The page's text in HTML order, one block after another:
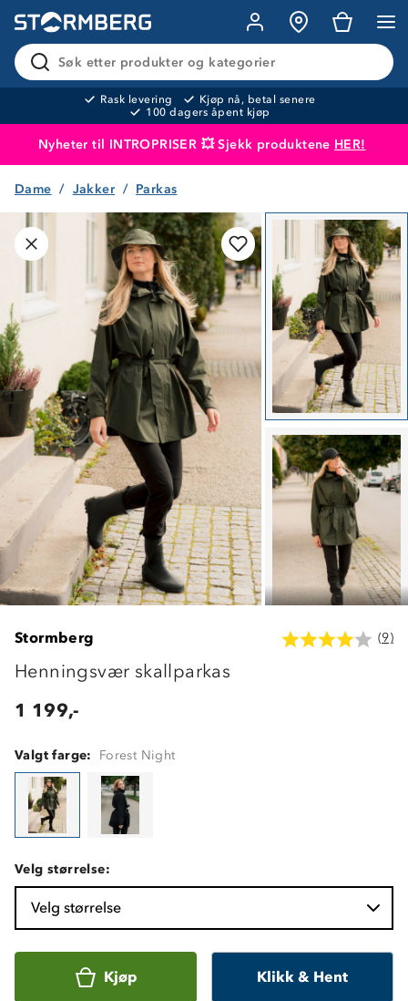
Søk etter produkter og kategorier
Rask levering
Kjøp nå, betal senere
100 dagers åpent kjøp
Nyheter til INTROPRISER 💥 Sjekk produktene HER!
Produktet er lagt i handlekurven
Dame Jakker Parkas
Stormberg (9)
Henningsvær skallparkas
1 199,-
Valgt farge: Forest Night
Velg størrelse:
Velg størrelse
Kjøp Klikk & Hent